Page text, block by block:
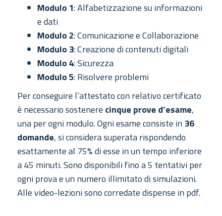
Modulo 1: Alfabetizzazione su informazioni
e dati
Modulo 2: Comunicazione e Collaborazione
Modulo 3: Creazione di contenuti digitali
Modulo 4: Sicurezza
Modulo 5: Risolvere problemi
Per conseguire l’attestato con relativo certificato
è necessario sostenere cinque prove d’esame,
una per ogni modulo. Ogni esame consiste in 36
domande, si considera superata rispondendo
esattamente al 75% di esse in un tempo inferiore
a 45 minuti. Sono disponibili fino a 5 tentativi per
ogni prova e un numero illimitato di simulazioni.
Alle video-lezioni sono corredate dispense in pdf.